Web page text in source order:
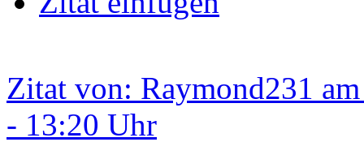
Zitat von: Raymond231
- 13:20 Uhr